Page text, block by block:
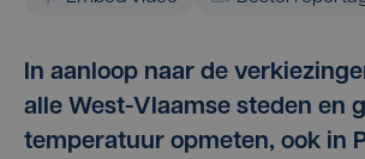
In aanloop naar de
alle West-Vlaamse steden en
temperatuur opmeten, ook in